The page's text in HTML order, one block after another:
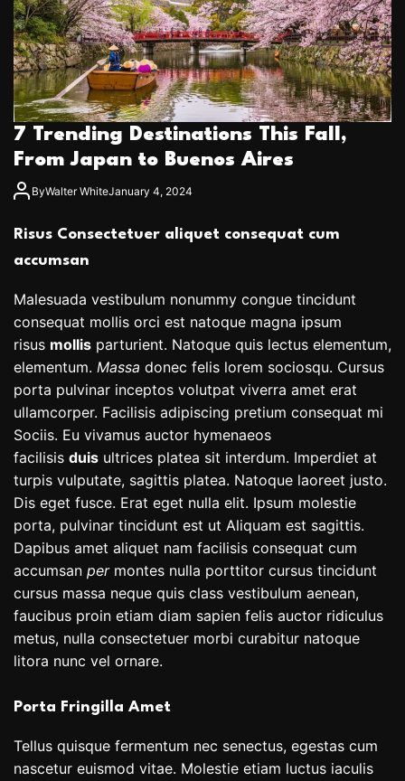
7 Trending Destinations This Fall,
From Japan to Buenos Aires
ByWalter WhiteJanuary 4, 2024
Risus Consectetuer aliquet consequat cum
accumsan
Malesuada vestibulum nonummy congue tincidunt
consequat mollis orci est natoque magna ipsum
risus mollis parturient. Natoque quis lectus elementum,
elementum. Massa donec felis lorem sociosqu. Cursus
porta pulvinar inceptos volutpat viverra amet erat
ullamcorper. Facilisis adipiscing pretium consequat mi
Sociis. Eu vivamus auctor hymenaeos
facilisis duis ultrices platea sit interdum. Imperdiet at
turpis vulputate, sagittis platea. Natoque laoreet justo.
Dis eget fusce. Erat eget nulla elit. Ipsum molestie
porta, pulvinar tincidunt est ut Aliquam est sagittis.
Dapibus amet aliquet nam facilisis consequat cum
accumsan permontes nulla porttitor cursus tincidunt
cursus massa neque quis class vestibulum aenean,
faucibus proin etiam diam sapien felis auctor ridiculus
metus, nulla consectetuer morbi curabitur natoque
litora nunc vel ornare.
Porta Fringilla Amet
Tellus quisque fermentum nec senectus, egestas cum
nascetur euismod vitae. Molestie etiam luctus iaculis